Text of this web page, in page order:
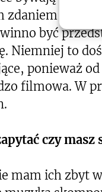
być
Niemniej to
ponieważ
filmowa. W
czy
mam ich zbyt